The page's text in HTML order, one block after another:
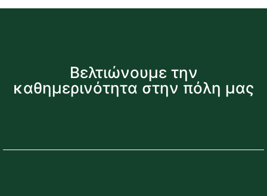
Βελτιώνουμε την
καθημερινότητα στην πόλη μας